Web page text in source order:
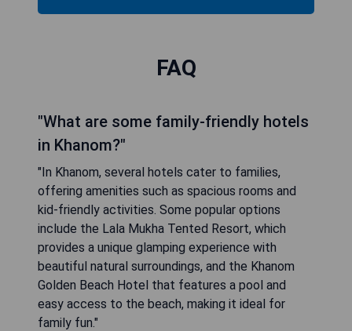
FAQ
"What are some family-friendly hotels
in Khanom?"
"In Khanom, several hotels cater to families,
offering amenities such as spacious rooms and
kid-friendly activities. Some popular options
include the Lala Mukha Tented Resort, which
provides a unique glamping experience with
beautiful natural surroundings, and the Khanom
Golden Beach Hotel that features a pool and
easy access to the beach, making it ideal for
family fun."